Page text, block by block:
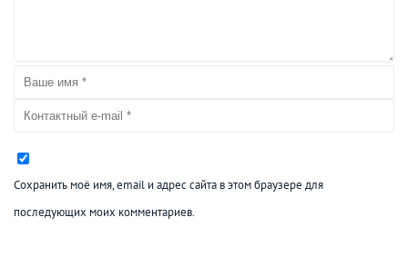
Сохранить моё имя, email и адрес сайта в этом браузере для
последующих моих комментариев.